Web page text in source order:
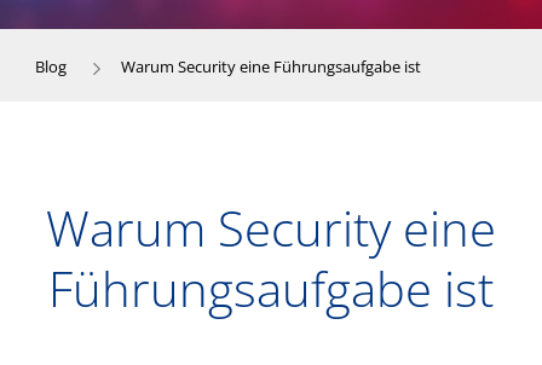
Blog Warum Security eine Führungsaufgabe ist
Warum Security eine
Führungsaufgabe ist